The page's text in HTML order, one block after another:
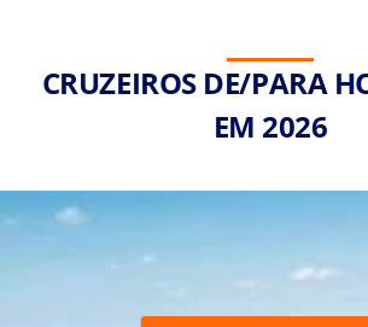
CRUZEIROS DE/PARA
EM 2026